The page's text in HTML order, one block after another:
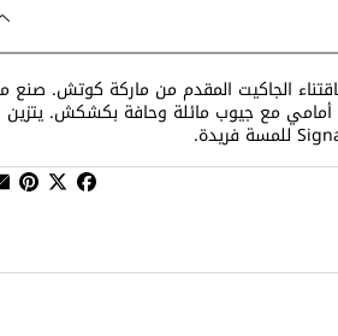
الجاكيت المقدم من ماركة كوتش. صنع
أمامي مع جيوب مائلة وحافة بكشكش. يتزين